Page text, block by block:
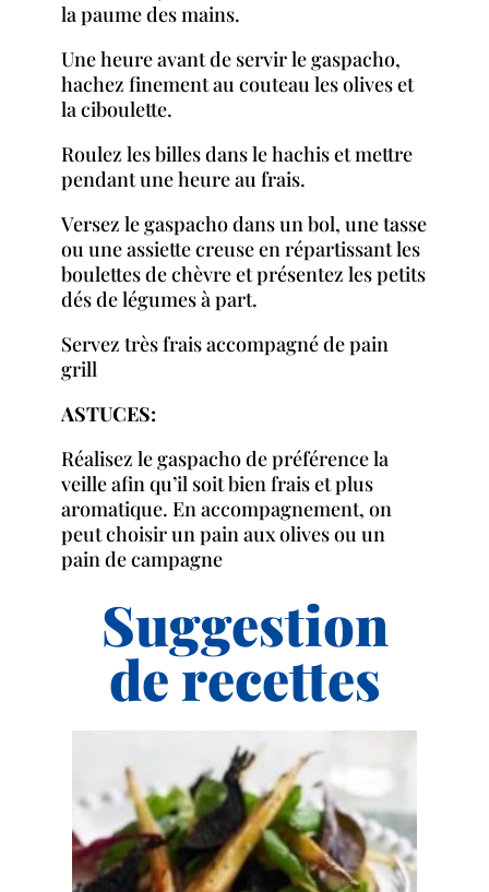
la paume des mains.
Une heure avant de servir le gaspacho,
hachez finement au couteau les olives et
la ciboulette.
Roulez les billes dans le hachis et mettre
pendant une heure au frais.
Versez le gaspacho dans un bol, une tasse
ou une assiette creuse en répartissant les
boulettes de chèvre et présentez les petits
dés de légumes à part.
Servez très frais accompagné de pain
grill
ASTUCES:
Réalisez le gaspacho de préférence la
veille afin qu’il soit bien frais et plus
aromatique. En accompagnement, on
peut choisir un pain aux olives ou un
pain de campagne
Suggestion
de recettes